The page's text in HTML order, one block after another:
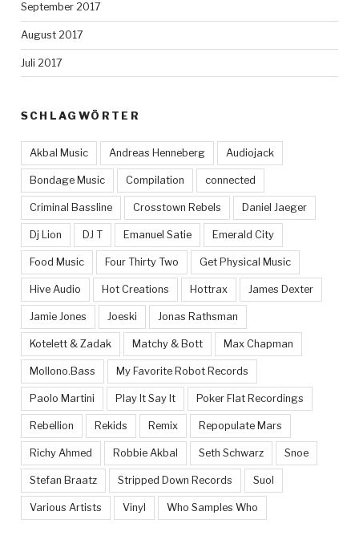
September 2017
August 2017
Juli 2017
SCHLAGWÖRTER
Akbal Music Andreas Henneberg Audiojack
Bondage Music Compilation connected
Criminal Bassline Crosstown Rebels Daniel Jaeger
Dj Lion DJ T Emanuel Satie Emerald City
Food Music Four Thirty Two Get Physical Music
Hive Audio Hot Creations Hottrax James Dexter
Jamie Jones Joeski Jonas Rathsman
Kotelett & Zadak Matchy & Bott Max Chapman
Mollono.Bass My Favorite Robot Records
Paolo Martini Play It Say It Poker Flat Recordings
Rebellion Rekids Remix Repopulate Mars
Richy Ahmed Robbie Akbal Seth Schwarz Snoe
Stefan Braatz Stripped Down Records Suol
Various Artists Vinyl Who Samples Who